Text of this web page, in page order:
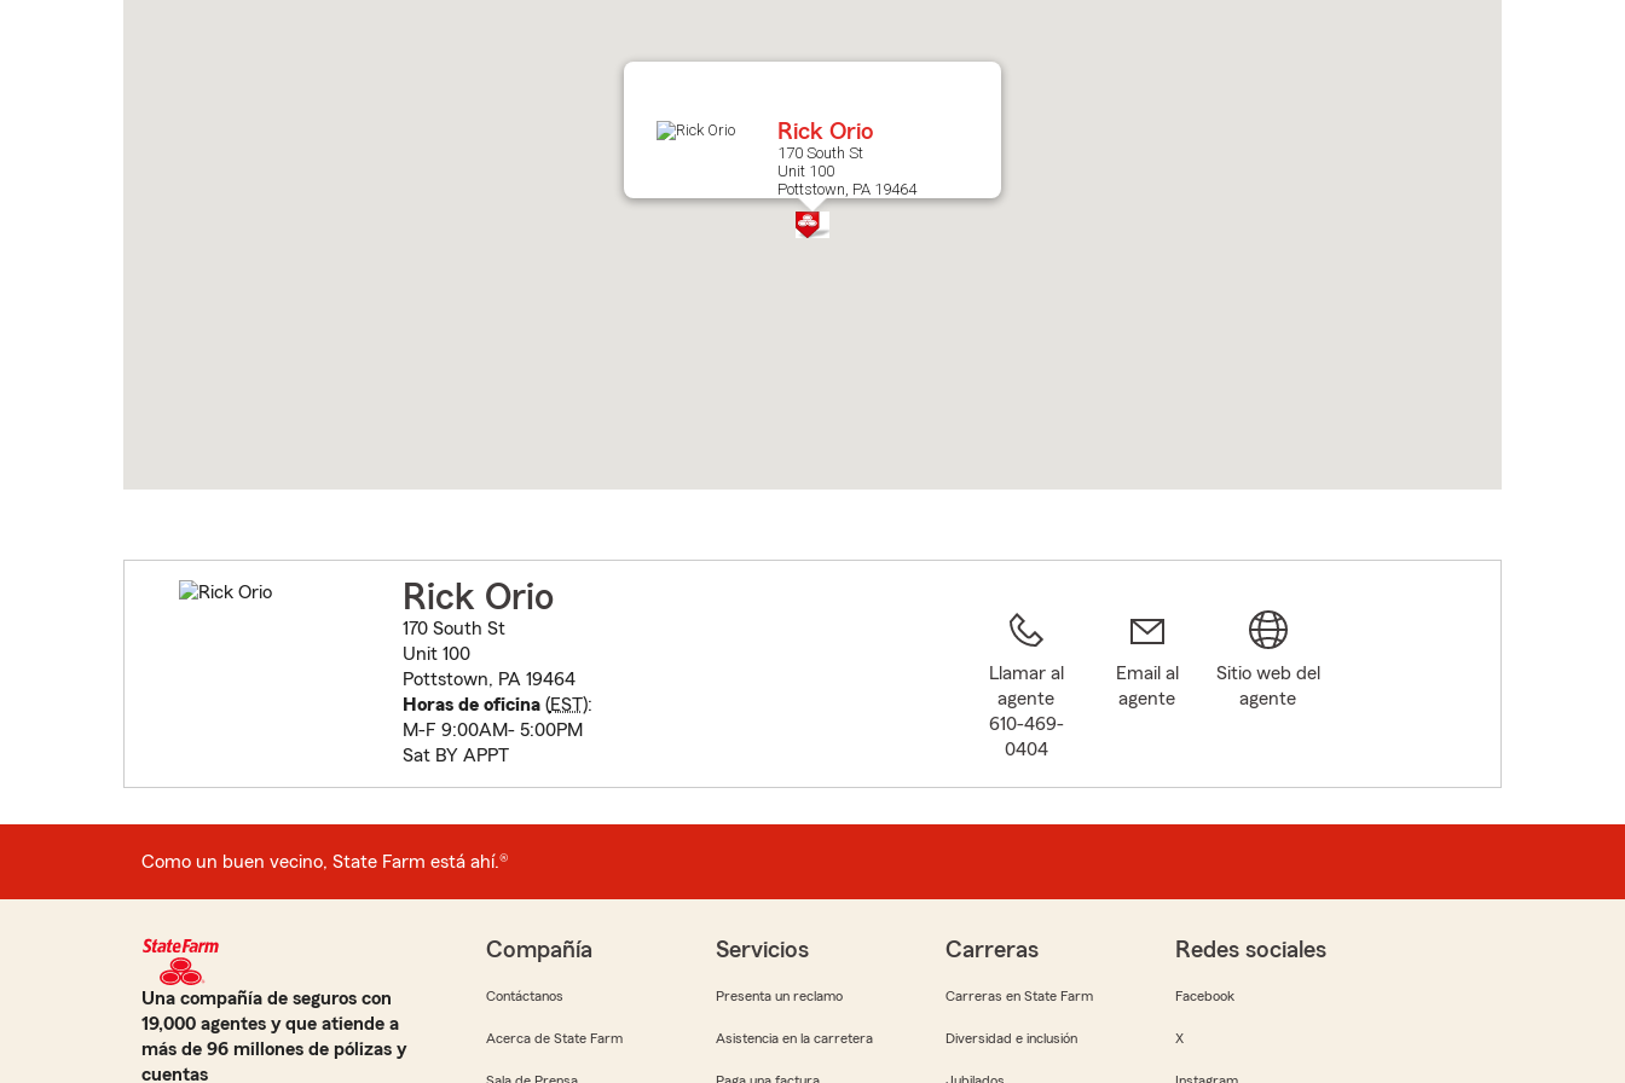
Rick Orio
170 South St
Unit 100
Pottstown, PA 19464
Rick Orio
170 South St
Unit 100
Pottstown, PA 19464
Horas de oficina(EST):
M-F 9:00AM- 5:00PM
Sat BY APPT
Llamar al
agente
610-469-
0404
Email al
agente
Sitio web del
agente
Como un buen vecino, State Farm está ahí.®
Una compañía de seguros con
19,000 agentes y que atiende a
más de 96 millones de pólizas y
cuentas
Compañía
Contáctanos
Acerca de State Farm
Servicios
Presenta un reclamo
Asistencia en la carretera
Carreras
Carreras en State Farm
Diversidad e inclusión
Redes sociales
Facebook
X